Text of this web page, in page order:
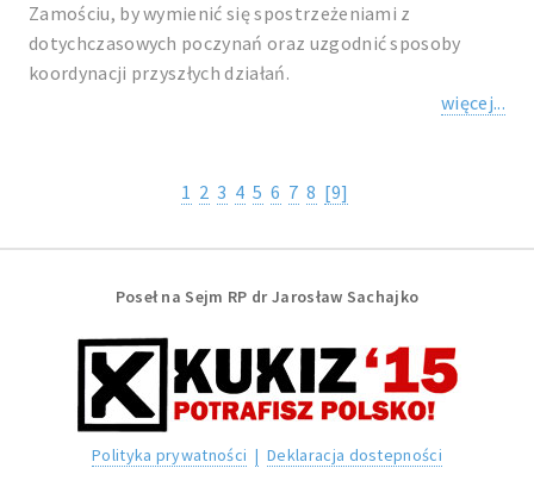
Zamościu, by wymienić się spostrzeżeniami z
dotychczasowych poczynań oraz uzgodnić sposoby
koordynacji przyszłych działań.
więcej...
1 2 3 4 5 6 7 8 [9]
Poseł na Sejm RP dr Jarosław Sachajko
Polityka prywatności | Deklaracja dostepności